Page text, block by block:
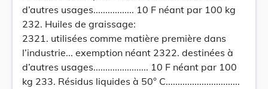
d’autres usages................. 10 F néant par 100 kg
232. Huiles de graissage:
2321. utilisées comme matière première dans
l’industrie... exemption néant 2322. destinées à
d’autres usages....................... 10 F néant par 100
kg 233. Résidus liquides à 50° C...............................